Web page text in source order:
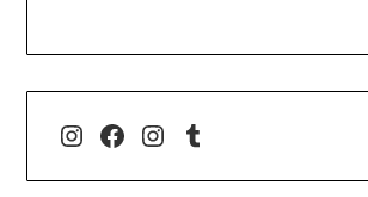
@j.luszynska
Facebook
@pisadlo_luszynska
Tumblr